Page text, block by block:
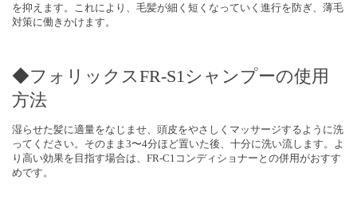
を抑えます。これにより、毛髪が細く短くなっていく進行を防ぎ、薄毛
対策に働きかけます。
◆フォリックスFR-S1シャンプーの使用
方法
湿らせた髪に適量をなじませ、頭皮をやさしくマッサージするように洗
ってください。そのまま3〜4分ほど置いた後、十分に洗い流します。よ
り高い効果を目指す場合は、FR-C1コンディショナーとの併用がおすす
めです。